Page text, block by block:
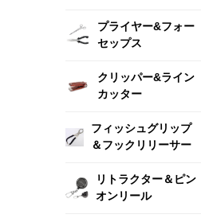
プライヤー&フォー
セップス
クリッパー&ライン
カッター
フィッシュグリップ
＆フックリリーサー
リトラクター＆ピン
オンリール